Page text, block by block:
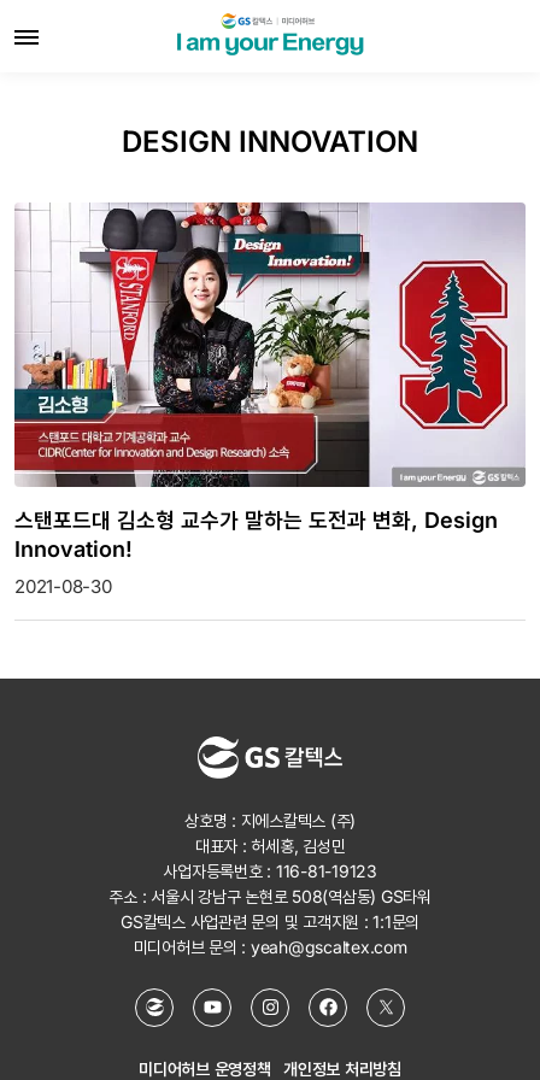
DESIGN INNOVATION
스탠포드대 김소형 교수가 말하는 도전과 변화, Design
Innovation!
2021-08-30
상호명 : 지에스칼텍스 (주)
대표자 : 허세홍, 김성민
사업자등록번호 : 116-81-19123
주소 : 서울시 강남구 논현로 508(역삼동) GS타워
GS칼텍스 사업관련 문의 및 고객지원 :1:1문의
미디어허브 문의 : yeah@gscaltex.com
미디어허브 운영정책 개인정보 처리방침